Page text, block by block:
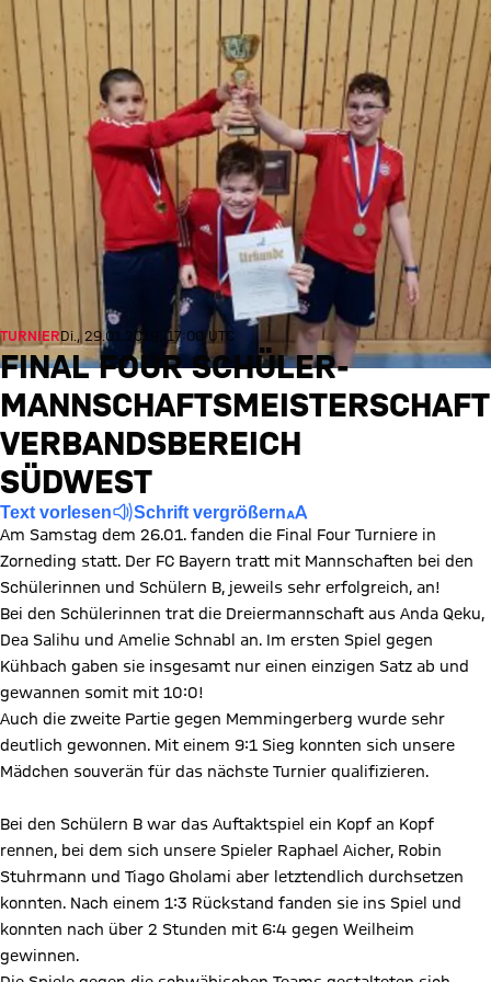
TURNIERDi., 29.01.2019, 17:00 UTC
FINAL FOUR SCHÜLER-
VERBANDSBEREICH
SÜDWEST
Text vorlesen Schrift vergrößern
Am Samstag dem 26.01. fanden die Final Four Turniere in
Zorneding statt. Der FC Bayern tratt mit Mannschaften bei den
Schülerinnen und Schülern B, jeweils sehr erfolgreich, an!
Bei den Schülerinnen trat die Dreiermannschaft aus Anda Qeku,
Dea Salihu und Amelie Schnabl an. Im ersten Spiel gegen
Kühbach gaben sie insgesamt nur einen einzigen Satz ab und
gewannen somit mit 10:0!
Auch die zweite Partie gegen Memmingerberg wurde sehr
deutlich gewonnen. Mit einem 9:1 Sieg konnten sich unsere
Mädchen souverän für das nächste Turnier qualifizieren.
Bei den Schülern B war das Auftaktspiel ein Kopf an Kopf
rennen, bei dem sich unsere Spieler Raphael Aicher, Robin
Stuhrmann und Tiago Gholami aber letztendlich durchsetzen
konnten. Nach einem 1:3 Rückstand fanden sie ins Spiel und
konnten nach über 2 Stunden mit 6:4 gegen Weilheim
gewinnen.